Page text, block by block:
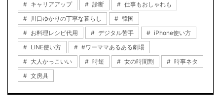
キャリアアップ
診断
仕事もおしゃれも
川口ゆかりの丁寧な暮らし
韓国
お料理レシピ代用
デジタル苦手
iPhone使い方
LINE使い方
#ワーママあるある劇場
大人かっこいい
時短 女の時間割
時事ネタ
文房具